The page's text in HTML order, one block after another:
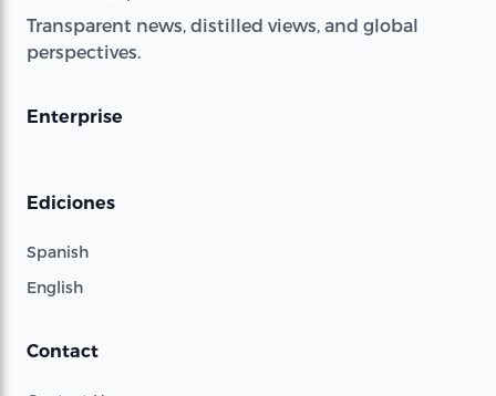
Transparent news, distilled views, and global
perspectives.
Enterprise
Ediciones
Spanish
English
Contact